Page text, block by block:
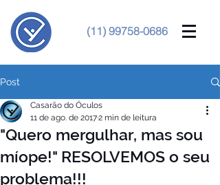
(11) 99758-0686
Post
"Quero mergulhar, mas sou
míope!" RESOLVEMOS o seu
problema!!!
Casarão do Óculos
11 de ago. de 20172 min de leitura